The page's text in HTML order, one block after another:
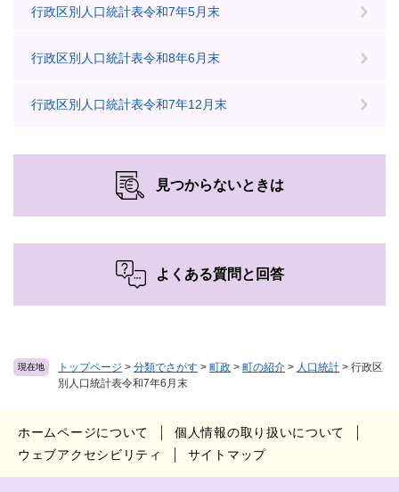
現在地 トップページ > 分類でさがす > 町政 > 町の紹介 > 人口統計 > 行政区
別人口統計表令和7年6月末
行政区別人口統計表令和7年5月末
行政区別人口統計表令和8年6月末
行政区別人口統計表令和7年12月末
見つからないときは
よくある質問と回答
ホームページについて
個人情報の取り扱いについて
ウェブアクセシビリティ
サイトマップ